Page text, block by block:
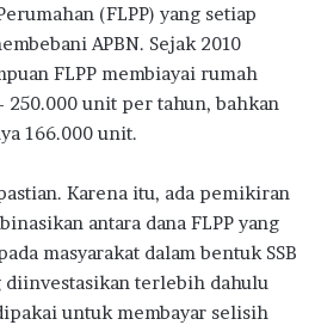
(FLPP) yang setiap
APBN. Sejak 2010
FLPP membiayai rumah
250.000 unit per tahun, bahkan
166.000 unit.
Karena itu, ada pemikiran
antara dana FLPP yang
masyarakat dalam bentuk SSB
diinvestasikan terlebih dahulu
untuk membayar selisih